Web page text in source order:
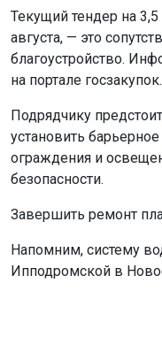
Текущий тендер на
августа, — это
благоустройство.
на портале госзакупок.
Подрядчику
установить
ограждения и
безопасности.
Завершить ремонт
Напомним, систему
Ипподромской в